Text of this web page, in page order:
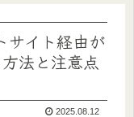
サイト経由が
法と注意点
2025.08.12